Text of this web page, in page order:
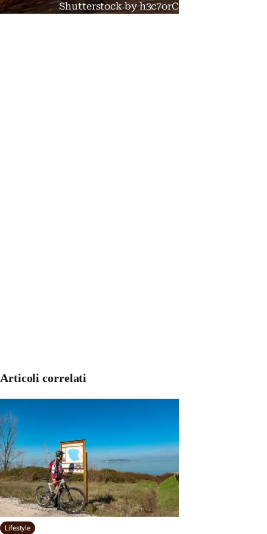
Shutterstock by h3c7orC
Articoli correlati
Lifestyle